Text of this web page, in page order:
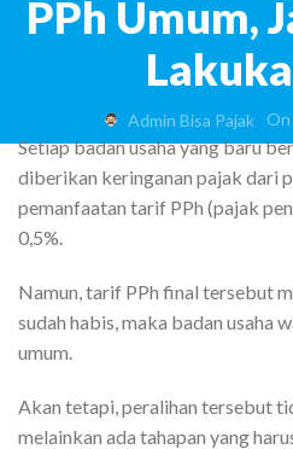
PPh Umum,
Admin Bisa Pajak On
Setiap badan usaha yang baru
diberikan keringanan pajak dari
pemanfaatan tarif PPh (pajak
0,5%.
Namun, tarif PPh final tersebut
sudah habis, maka badan usaha
umum.
Akan tetapi, peralihan tersebut
melainkan ada tahapan yang